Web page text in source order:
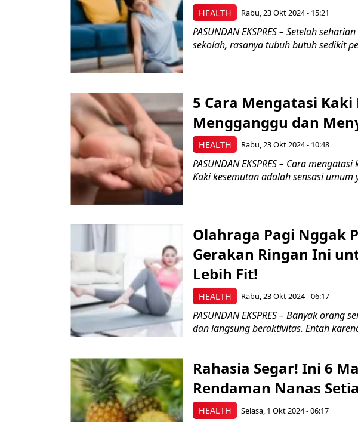
HEALTH Rabu, 23 Okt 2024 - 15:21
PASUNDAN EKSPRES – Setelah
sekolah, rasanya tubuh butuh sedikit
HEALTH
5 Cara Mengatasi
Mengganggu dan
Rabu, 23 Okt 2024 - 10:48
PASUNDAN EKSPRES – Cara
Kaki kesemutan adalah sensasi umum
HEALTH
Olahraga Pagi Nggak
Gerakan Ringan Ini
Lebih Fit!
Rabu, 23 Okt 2024 - 06:17
PASUNDAN EKSPRES – Banyak
dan langsung beraktivitas. Entah
HEALTH
Rahasia Segar! Ini 6
Rendaman Nanas
Selasa, 1 Okt 2024 - 06:17